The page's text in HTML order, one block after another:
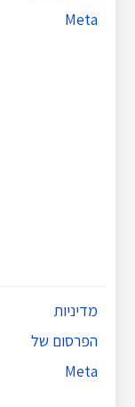
Meta
מדיניות
הפרסום של
Meta